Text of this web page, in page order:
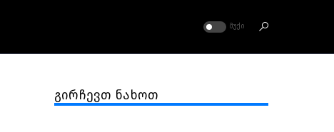
ᲛᲣᲥᲘ
გირჩევთ ნახოთ